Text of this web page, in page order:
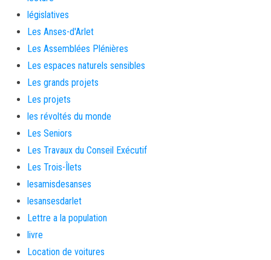
législatives
Les Anses-d'Arlet
Les Assemblées Plénières
Les espaces naturels sensibles
Les grands projets
Les projets
les révoltés du monde
Les Seniors
Les Travaux du Conseil Exécutif
Les Trois-Îlets
lesamisdesanses
lesansesdarlet
Lettre a la population
livre
Location de voitures